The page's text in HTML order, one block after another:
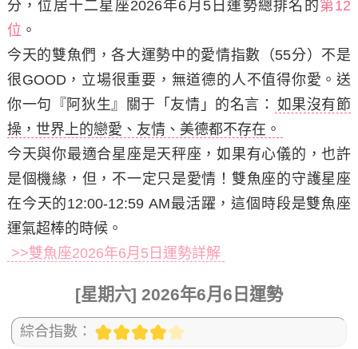
分，位居十二星座2026年6月5日運勢總排名的第12
位 。
今天的雙魚們，各大運勢中的愛情指數（55分）不是
很GOOD，立場很重要，無道德的人不值得你愛。送
你一句『阿狄生』關于「友情」的名言： 如果沒有節
操，世界上的戀愛、友情、美德都不存在。
今天與你最適合星座是天秤座，如果有心儀的，也許
是個機緣，但，不一定只是愛情！雙魚座的守護星座
在今天的12:00-12:59 AM最活躍，這個時段是雙魚座
運氣超棒的時候。
>>雙魚座2026年6月5日運勢詳解
[星期六] 2026年6月6日運勢
綜合指數：